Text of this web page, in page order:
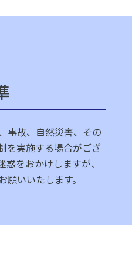
事故、自然災害、その
を実施する場合がござ
をおかけしますが、
いいたします。